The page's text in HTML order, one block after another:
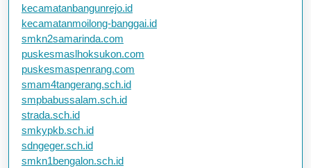
kecamatanbangunrejo.id
kecamatanmoilong-banggai.id
smkn2samarinda.com
puskesmaslhoksukon.com
puskesmaspenrang.com
smam4tangerang.sch.id
smpbabussalam.sch.id
strada.sch.id
smkypkb.sch.id
sdngeger.sch.id
smkn1bengalon.sch.id